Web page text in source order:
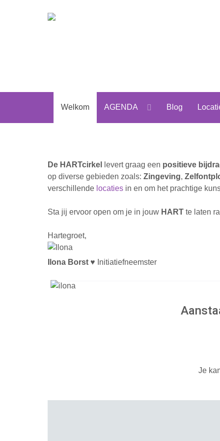
Welkom AGENDA Blog
De HARTcirkel levert graag een positieve
op diverse gebieden zoals: Zingeving,
verschillende locaties in en om het prachtige
Sta jij ervoor open om je in jouw HART te laten
Hartegroet,
Ilona Borst ♥ Initiatiefneemster
Je